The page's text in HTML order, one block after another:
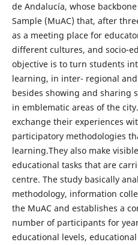
de Andalucía, whose
Sample (MuAC) that, after
as a meeting place for
different cultures, and socio-
objective is to turn students
learning, in inter- regional
besides showing and sharing
in emblematic areas of the
exchange their experiences
participatory methodologies
learning.They also make
educational tasks that are
centre. The study basically
methodology, information
the MuAC and establishes a
number of participants for
educational levels,